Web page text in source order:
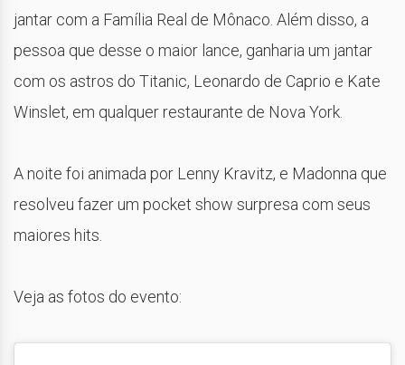
jantar com a Família Real de Mônaco. Além disso, a
pessoa que desse o maior lance, ganharia um jantar
com os astros do Titanic, Leonardo de Caprio e Kate
Winslet, em qualquer restaurante de Nova York.
A noite foi animada por Lenny Kravitz, e Madonna que
resolveu fazer um pocket show surpresa com seus
maiores hits.
Veja as fotos do evento: